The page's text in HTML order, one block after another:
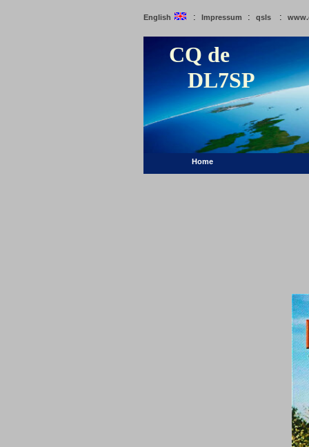
English : Impressum : qsls :
CQ de
DL7SP
Home